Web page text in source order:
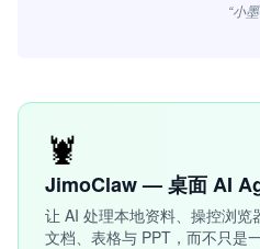
“小墨
🦞
JimoClaw — 桌面 AI
让 AI 处理本地资料、操控浏览
文档、表格与 PPT，而不只是